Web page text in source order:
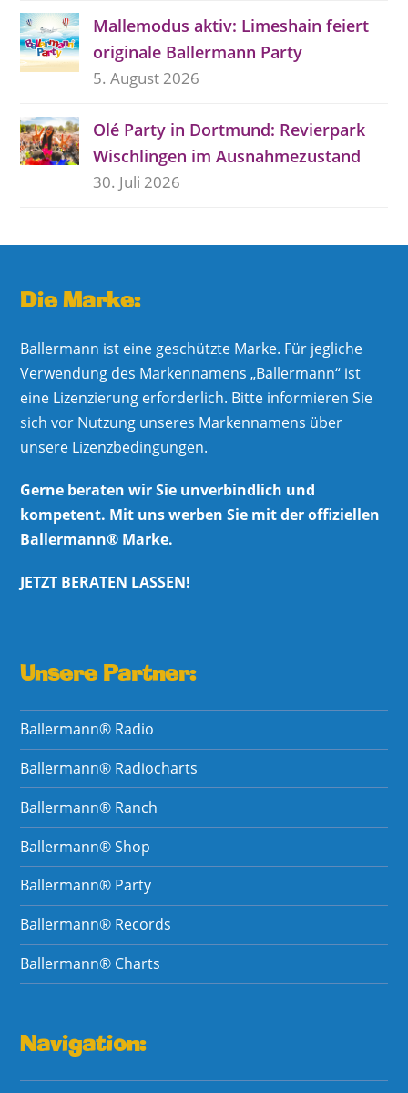
Mallemodus aktiv: Limeshain feiert
originale Ballermann Party
5. August 2026
Olé Party in Dortmund: Revierpark
Wischlingen im Ausnahmezustand
30. Juli 2026
Die Marke:
Ballermann ist eine geschützte Marke. Für jegliche
Verwendung des Markennamens „Ballermann“ ist
eine Lizenzierung erforderlich. Bitte informieren Sie
sich vor Nutzung unseres Markennamens über
unsere Lizenzbedingungen.
Gerne beraten wir Sie unverbindlich und
kompetent. Mit uns werben Sie mit der offiziellen
Ballermann® Marke.
JETZT BERATEN LASSEN!
Unsere Partner:
Ballermann® Radio
Ballermann® Radiocharts
Ballermann® Ranch
Ballermann® Shop
Ballermann® Party
Ballermann® Records
Ballermann® Charts
Navigation: